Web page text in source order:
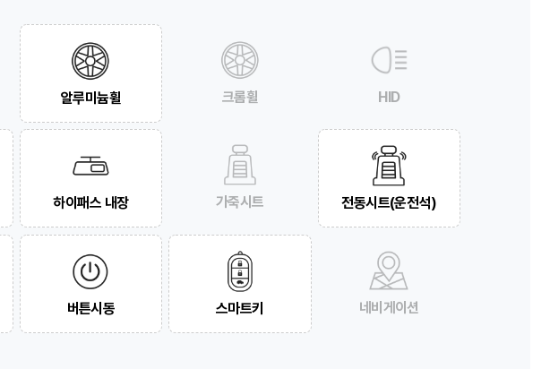
알루미늄휠 크롬휠 HID
하이패스 내장 가죽시트 전동시트(운전석)
버튼시동 스마트키 네비게이션